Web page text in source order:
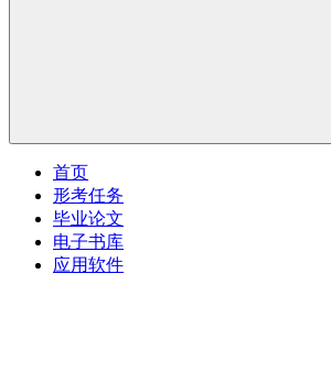
首页
形考任务
毕业论文
电子书库
应用软件